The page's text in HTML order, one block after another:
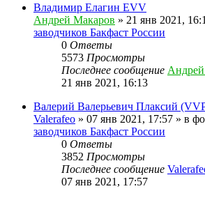
Владимир Елагин EVV
Андрей Макаров » 21 янв 2021,
заводчиков Бакфаст России
0 Ответы
5573 Просмотры
Последнее сообщение
21 янв 2021, 16:13
Валерий Валерьевич Плаксий
Valerafeo » 07 янв 2021, 17:57 » в
заводчиков Бакфаст России
0 Ответы
3852 Просмотры
Последнее сообщение
07 янв 2021, 17:57